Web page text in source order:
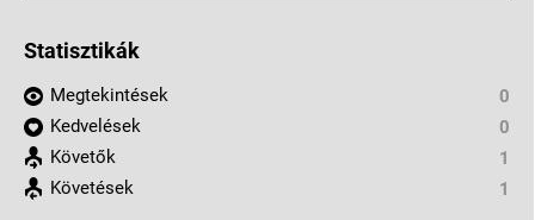
Statisztikák
Megtekintések
0
Kedvelések
0
Követők
1
Követések
1